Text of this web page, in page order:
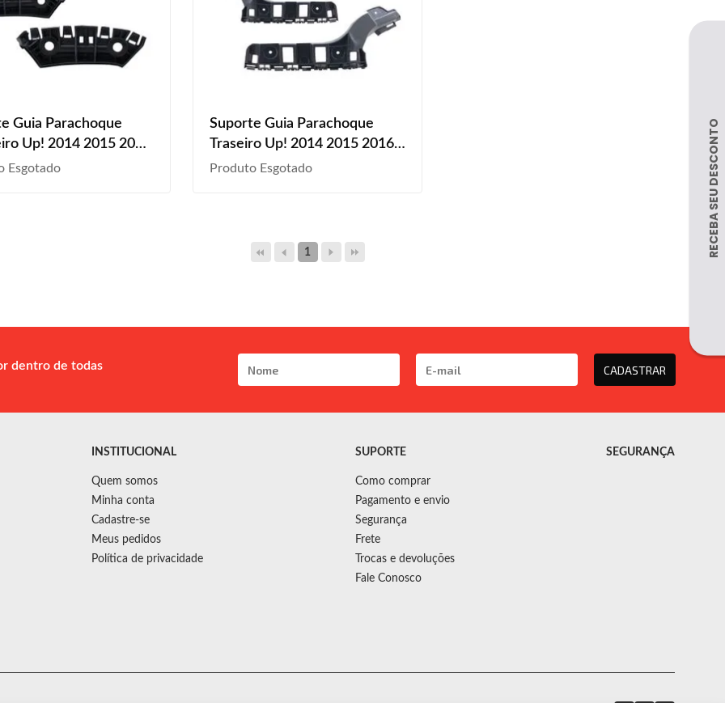
Guia Parachoque
Up! 2014 2015 2016
Esgotado
Suporte Guia Parachoque
Traseiro Up! 2014 2015 2016
2017
Produto Esgotado
1
dentro de todas
CADASTRAR
INSTITUCIONAL
Quem somos
Minha conta
Cadastre-se
Meus pedidos
Política de privacidade
SUPORTE
Como comprar
Pagamento e envio
Segurança
Frete
Trocas e devoluções
Fale Conosco
SEGURANÇA